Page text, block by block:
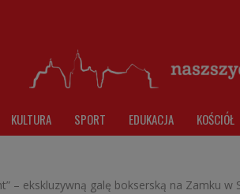
KULTURA SPORT EDUKACJA KOŚCIÓŁ
– ekskluzywną galę bokserską na Zamku w